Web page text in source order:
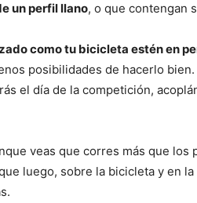
un perfil llano, o que contengan
como tu bicicleta estén en
posibilidades de hacerlo
el día de la competición,
veas que corres más que los
luego, sobre la bicicleta y en